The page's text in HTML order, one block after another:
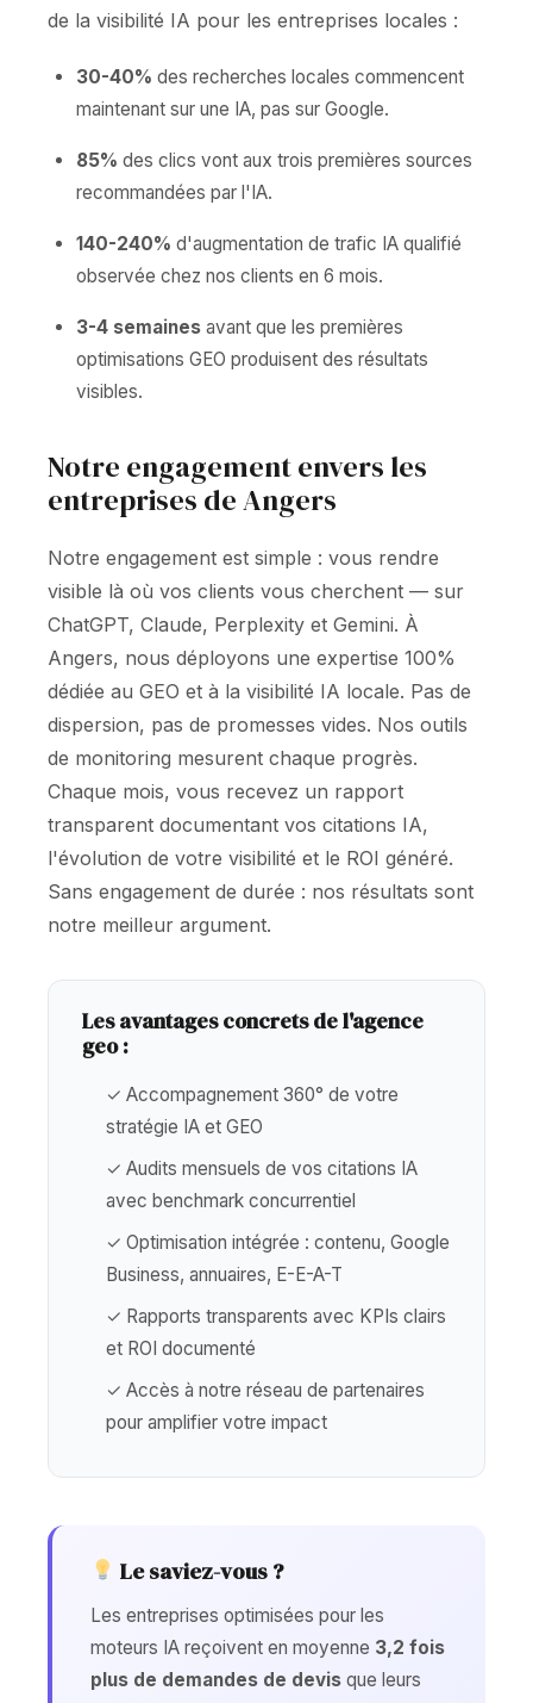
de la visibilité IA pour les entreprises locales :
30-40% des recherches locales commencent
maintenant sur une IA, pas sur Google.
85% des clics vont aux trois premières sources
recommandées par l'IA.
140-240% d'augmentation de trafic IA qualifié
observée chez nos clients en 6 mois.
3-4 semaines avant que les premières
optimisations GEO produisent des résultats
visibles.
Notre engagement envers les
entreprises de Angers
Notre engagement est simple : vous rendre
visible là où vos clients vous cherchent — sur
ChatGPT, Claude, Perplexity et Gemini. À
Angers, nous déployons une expertise 100%
dédiée au GEO et à la visibilité IA locale. Pas de
dispersion, pas de promesses vides. Nos outils
de monitoring mesurent chaque progrès.
Chaque mois, vous recevez un rapport
transparent documentant vos citations IA,
l'évolution de votre visibilité et le ROI généré.
Sans engagement de durée : nos résultats sont
notre meilleur argument.
Les avantages concrets de l'agence
geo :
✓ Accompagnement 360° de votre
stratégie IA et GEO
✓ Audits mensuels de vos citations IA
avec benchmark concurrentiel
✓ Optimisation intégrée : contenu, Google
Business, annuaires, E-E-A-T
✓ Rapports transparents avec KPIs clairs
et ROI documenté
✓ Accès à notre réseau de partenaires
pour amplifier votre impact
Le saviez-vous ?
Les entreprises optimisées pour les
moteurs IA reçoivent en moyenne 3,2 fois
plus de demandes de devis que leurs